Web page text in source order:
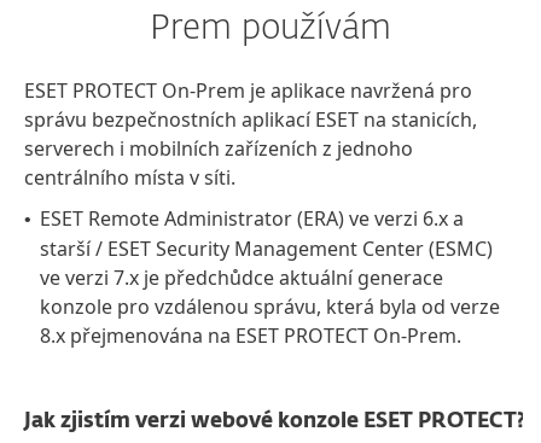
Prem používám
ESET PROTECT On-Prem je aplikace navržená pro
správu bezpečnostních aplikací ESET na stanicích,
serverech i mobilních zařízeních z jednoho
centrálního místa v síti.
• ESET Remote Administrator (ERA) ve verzi 6.x a
starší / ESET Security Management Center (ESMC)
ve verzi 7.x je předchůdce aktuální generace
konzole pro vzdálenou správu, která byla od verze
8.x přejmenována na ESET PROTECT On-Prem.
Jak zjistím verzi webové konzole ESET PROTECT?